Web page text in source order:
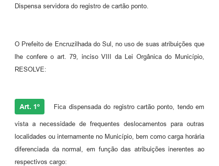
Relação de Medicamentos
Relatório Ouvidoria 2021
Relatório Ouvidoria 2022
Galeria de Fotos
Negócios
Dispensa servidora do registro de cartão ponto.
O Prefeito de Encruzilhada do Sul, no uso de suas atribuições que
lhe confere o art. 79, inciso VIII da Lei Orgânica do Município,
RESOLVE:
Art. 1º Fica dispensada do registro cartão ponto, tendo em
vista a necessidade de frequentes deslocamentos para outras
localidades ou internamente no Município, bem como carga horária
diferenciada da normal, em função das atribuições inerentes ao
respectivos cargo: